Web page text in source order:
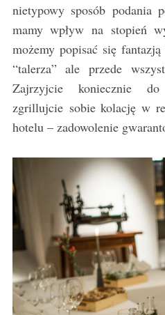
nietypowy sposób podania
mamy wpływ na stopień
możemy popisać się
“talerza” ale przede
Zajrzyjcie koniecznie
zgrillujcie sobie kolację w
hotelu – zadowolenie